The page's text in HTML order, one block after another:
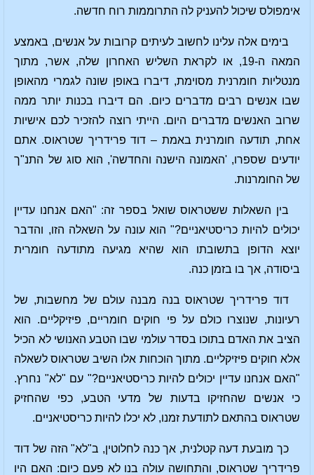
אימפולס שיכול להעניק לה התרוממות רוח חדשה.
בימים אלה עלינו לחשוב לעיתים קרובות על אנשים, באמצע
המאה ה-19, או לקראת השליש האחרון שלה, אשר, מתוך
מנטליות חומרנית מסוימת, דיברו באופן שונה לגמרי מהאופן
שבו אנשים רבים מדברים כיום. הם דיברו בכנות יותר ממה
שרוב האנשים מדברים היום. הייתי רוצה להזכיר לכם אישיות
אחת, תודעה חומרנית באמת – דוד פרידריך שטראוס. אתם
יודעים שספרו, 'האמונה הישנה והחדשה', הוא סוג של התנ"ך
של החומרנות.
בין השאלות ששטראוס שואל בספר זה: "האם אנחנו עדיין
יכולים להיות כריסטיאניים?" הוא עונה על השאלה הזו, והדבר
יוצא הדופן בתשובתו הוא שהיא מגיעה מתודעה חומרית
ביסודה, אך בו בזמן כנה.
דוד פרידריך שטראוס בנה מבנה עולם של מחשבות, של
רעיונות, שנוצרו כולם על פי חוקים חומריים, פיזיקליים. הוא
הציב את האדם בתוכו בסדר עולמי שבו הטבע האנושי לא הכיל
אלא חוקים פיזיקליים. מתוך הוכחות אלו השיב שטראוס לשאלה
"האם אנחנו עדיין יכולים להיות כריסטיאניים?" עם "לא" נחרץ.
כי אנשים שהחזיקו בדעות של מדעי הטבע, כפי שהחזיק
שטראוס בהתאם לתודעת זמנו, לא יכלו להיות כריסטיאניים.
כך מובעת דעה קטלנית, אך כנה לחלוטין, ב"לא" הזה של דוד
פרידריך שטראוס, והתחושה עולה בנו לא פעם כיום: האם היו